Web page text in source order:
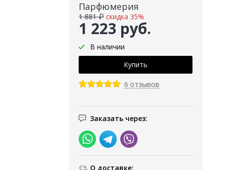
Парфюмерия
1 223 руб.
1 881 ₽ скидка 35%
В наличии
6 отзывов
Заказать через:
О доставке: